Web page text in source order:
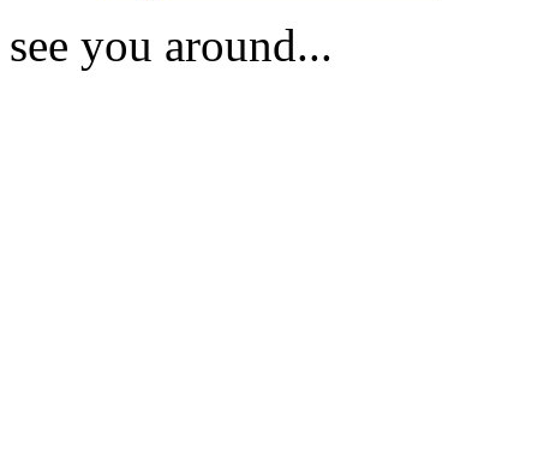
see you around...